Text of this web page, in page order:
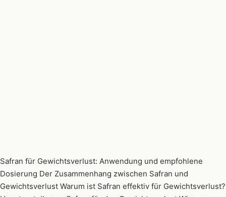
Safran für Gewichtsverlust: Anwendung und empfohlene
Dosierung Der Zusammenhang zwischen Safran und
Gewichtsverlust Warum ist Safran effektiv für Gewichtsverlust?